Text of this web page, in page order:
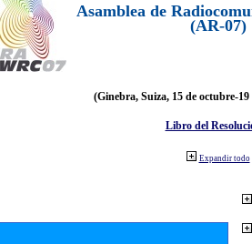
Asamblea de
(AR-07)
(Ginebra, Suiza, 15 de octubre-19
Libro del
Expandir todo